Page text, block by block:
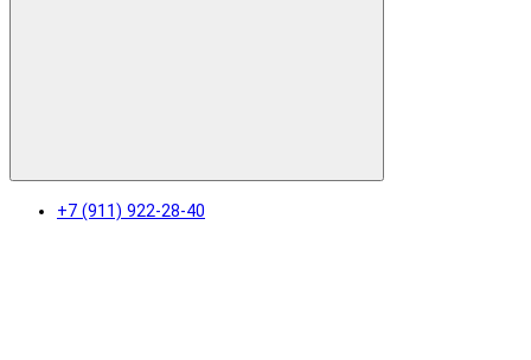
+7 (911) 922-28-40